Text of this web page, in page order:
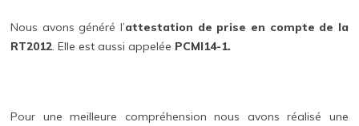
Nous avons généré l’attestation de prise en compte de la
RT2012. Elle est aussi appelée PCMI14-1.
Pour une meilleure compréhension nous avons réalisé une